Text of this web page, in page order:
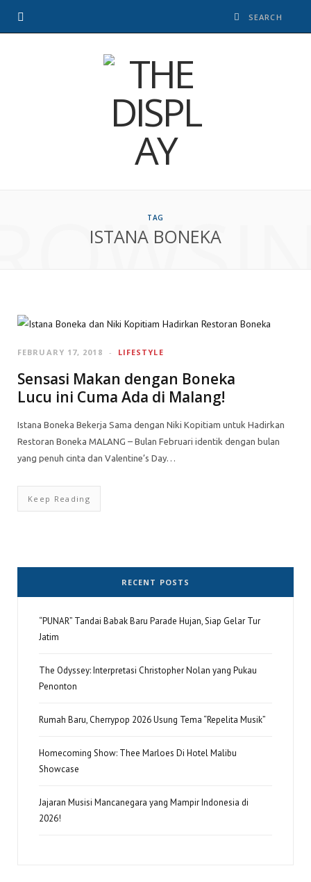
TAG
ISTANA BONEKA
LIFESTYLE
FEBRUARY 17, 2018
Sensasi Makan dengan Boneka
Lucu ini Cuma Ada di Malang!
Istana Boneka Bekerja Sama dengan Niki Kopitiam untuk Hadirkan
Restoran Boneka MALANG – Bulan Februari identik dengan bulan
yang penuh cinta dan Valentine’s Day…
Keep Reading
RECENT POSTS
“PUNAR” Tandai Babak Baru Parade Hujan, Siap Gelar Tur
Jatim
The Odyssey: Interpretasi Christopher Nolan yang Pukau
Penonton
Rumah Baru, Cherrypop 2026 Usung Tema “Repelita Musik”
Homecoming Show: Thee Marloes Di Hotel Malibu
Showcase
Jajaran Musisi Mancanegara yang Mampir Indonesia di
2026!